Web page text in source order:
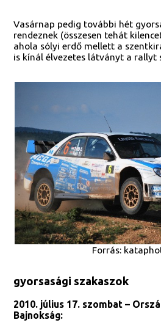
Vasárnap pedig további hét
rendeznek (összesen tehát
ahola sólyi erdő mellett a
is kínál élvezetes látványt a rallyt
Forrás:
gyorsasági szakaszok
2010. július 17. szombat –
Bajnokság: